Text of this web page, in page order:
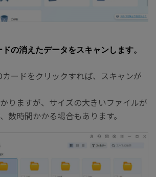
の消えたデータをスキャンします。
カードをクリックすれば、スキャンが
りますが、サイズの大きいファイルが
数時間かかる場合もあります。